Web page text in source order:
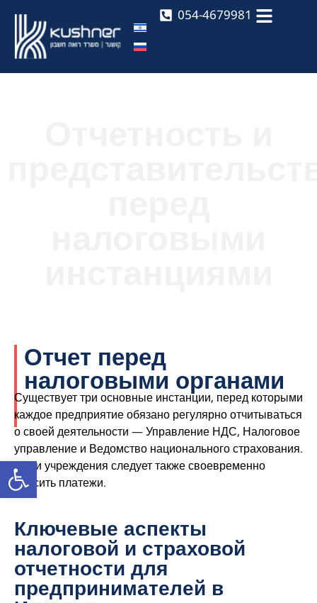
054-4679981
Отчет перед
налоговыми органами
Существует три основные инстанции, перед которыми
каждое предприятие обязано регулярно отчитываться
о своей деятельности — Управление НДС, Налоговое
управление и Ведомство национального страхования.
В эти учреждения следует также своевременно
вносить платежи.
Ключевые аспекты
налоговой и страховой
отчетности для
предпринимателей в
Открыть панель инструментов